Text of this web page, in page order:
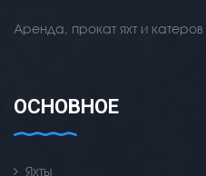
Аренда, прокат яхт и катеров
ОСНОВНОЕ
Яхты